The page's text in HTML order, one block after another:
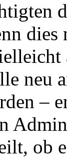
neu
–
ob